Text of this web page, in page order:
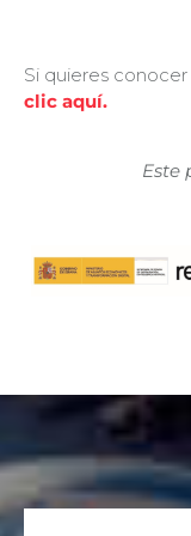
Si quieres
clic aquí.
Este